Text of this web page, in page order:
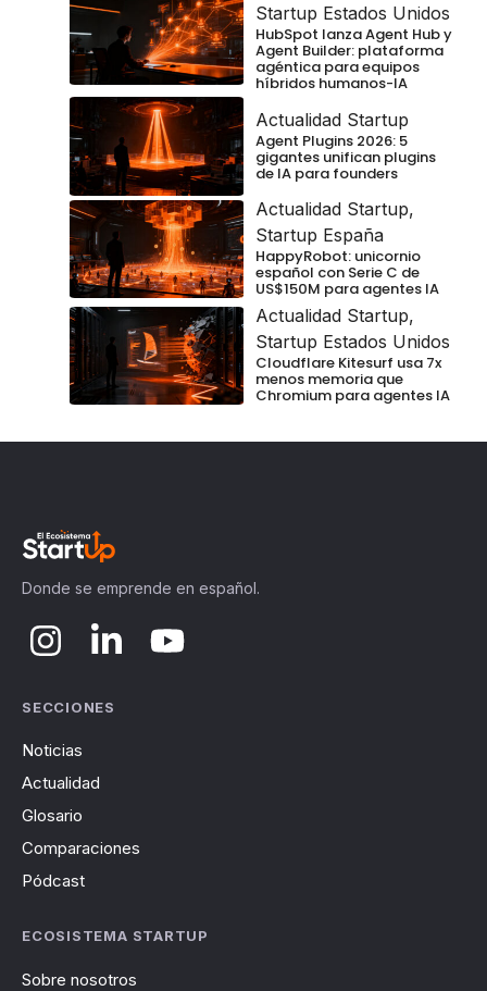
Startup Estados Unidos
HubSpot lanza Agent Hub y
Agent Builder: plataforma
agéntica para equipos
híbridos humanos-IA
Actualidad Startup
Agent Plugins 2026: 5
gigantes unifican plugins
de IA para founders
Actualidad Startup,
Startup España
HappyRobot: unicornio
español con Serie C de
US$150M para agentes IA
Actualidad Startup,
Startup Estados Unidos
Cloudflare Kitesurf usa 7x
menos memoria que
Chromium para agentes IA
Donde se emprende en español.
SECCIONES
Noticias
Actualidad
Glosario
Comparaciones
Pódcast
ECOSISTEMA STARTUP
Sobre nosotros